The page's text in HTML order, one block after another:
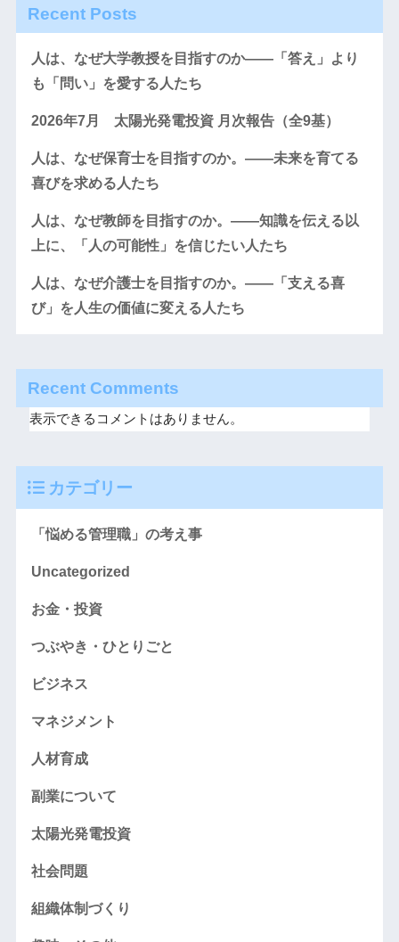
Recent Posts
人は、なぜ大学教授を目指すのか――「答え」より
も「問い」を愛する人たち
2026年7月 太陽光発電投資 月次報告（全9基）
人は、なぜ保育士を目指すのか。――未来を育てる
喜びを求める人たち
人は、なぜ教師を目指すのか。――知識を伝える以
上に、「人の可能性」を信じたい人たち
人は、なぜ介護士を目指すのか。――「支える喜
び」を人生の価値に変える人たち
Recent Comments
表示できるコメントはありません。
カテゴリー
「悩める管理職」の考え事
Uncategorized
お金・投資
つぶやき・ひとりごと
ビジネス
マネジメント
人材育成
副業について
太陽光発電投資
社会問題
組織体制づくり